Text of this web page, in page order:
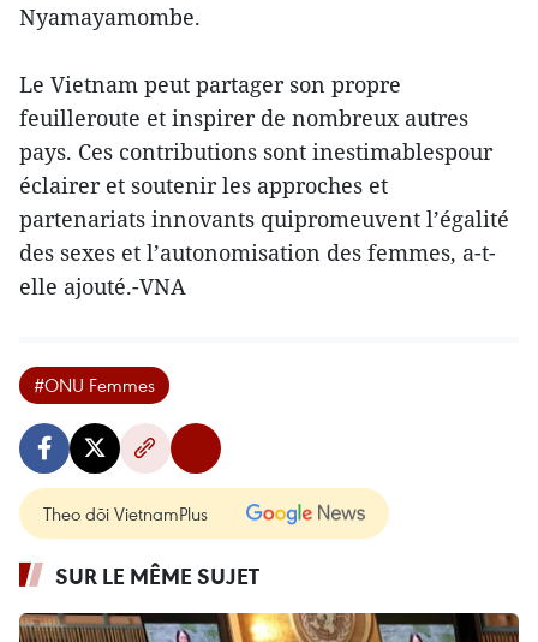
Nyamayamombe.
Le Vietnam peut partager son propre
feuilleroute et inspirer de nombreux autres
pays. Ces contributions sont inestimablespour
éclairer et soutenir les approches et
partenariats innovants quipromeuvent l’égalité
des sexes et l’autonomisation des femmes, a-t-
elle ajouté.-VNA
#ONU Femmes
Theo dõi VietnamPlus
SUR LE MÊME SUJET